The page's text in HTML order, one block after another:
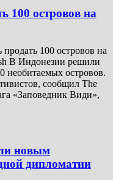
100 островов на
100 островов на
В Индонезии решили
необитаемых островов.
сообщил The
«Заповедник Види»,
новым
дипломатии